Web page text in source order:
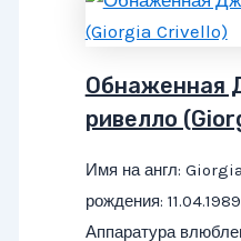
Обнаженная
ривелло
Имя на англ:
рождения:
Аппаратура